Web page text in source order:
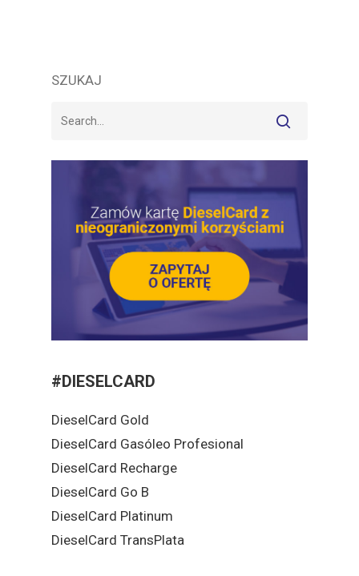
SZUKAJ
#DIESELCARD
DieselCard Gold
DieselCard Gasóleo Profesional
DieselCard Recharge
DieselCard Go B
DieselCard Platinum
DieselCard TransPlata